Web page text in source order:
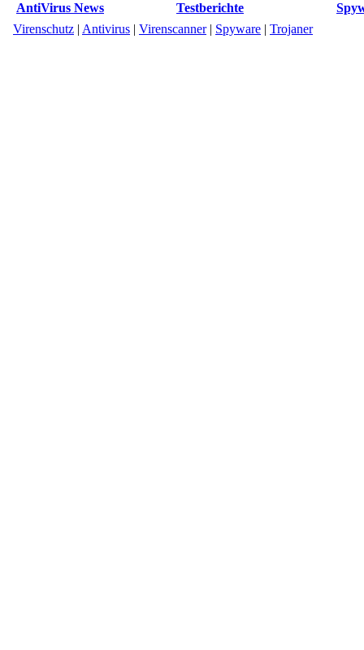
AntiVirus News Testberichte
Virenschutz | Antivirus | Virenscanner| Spyware | Trojaner